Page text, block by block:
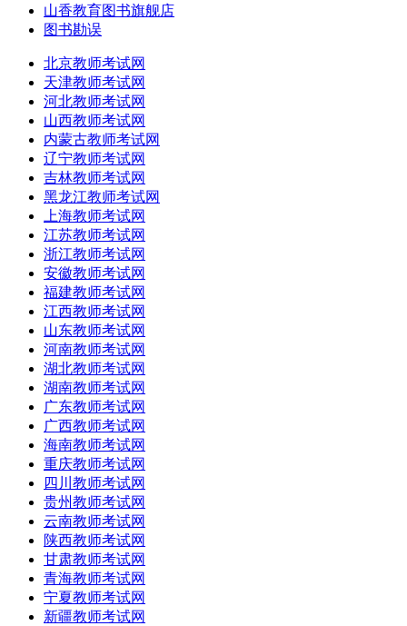
山香教育图书旗舰店
图书勘误
北京教师考试网
天津教师考试网
河北教师考试网
山西教师考试网
内蒙古教师考试网
辽宁教师考试网
吉林教师考试网
黑龙江教师考试网
上海教师考试网
江苏教师考试网
浙江教师考试网
安徽教师考试网
福建教师考试网
江西教师考试网
山东教师考试网
河南教师考试网
湖北教师考试网
湖南教师考试网
广东教师考试网
广西教师考试网
海南教师考试网
重庆教师考试网
四川教师考试网
贵州教师考试网
云南教师考试网
陕西教师考试网
甘肃教师考试网
青海教师考试网
宁夏教师考试网
新疆教师考试网